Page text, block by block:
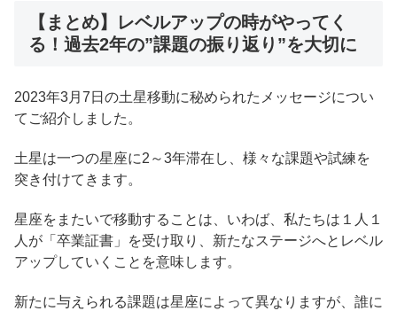
【まとめ】レベルアップの時がやってく
る！過去2年の”課題の振り返り”を大切に
2023年3月7日の土星移動に秘められたメッセージについ
てご紹介しました。
土星は一つの星座に2～3年滞在し、様々な課題や試練を
突き付けてきます。
星座をまたいで移動することは、いわば、私たちは１人１
人が「卒業証書」を受け取り、新たなステージへとレベル
アップしていくことを意味します。
新たに与えられる課題は星座によって異なりますが、誰に